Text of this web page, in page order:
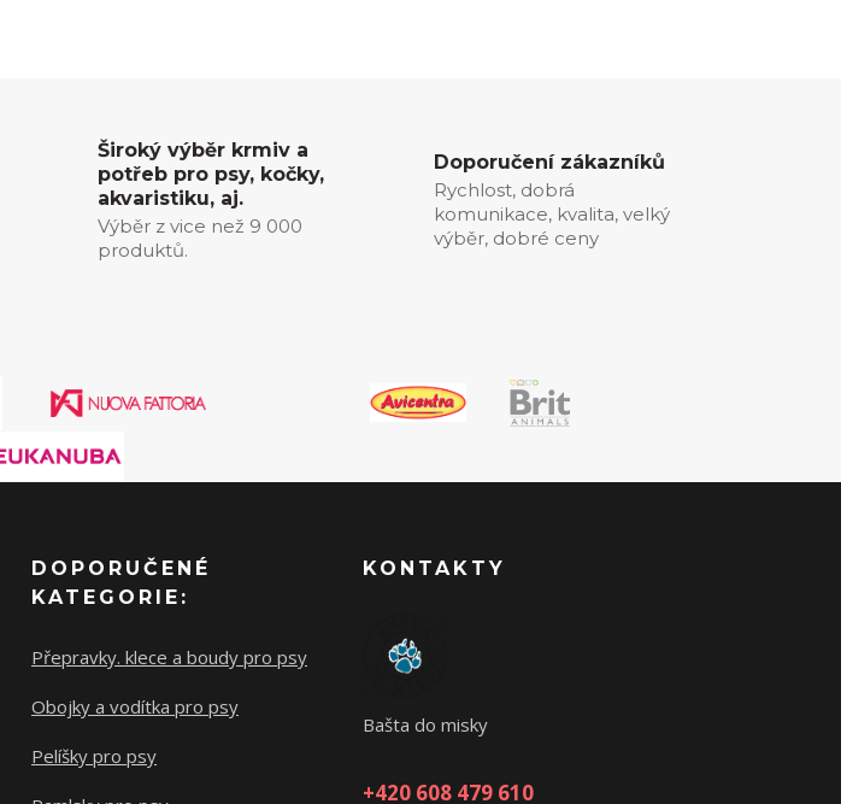
Široký výběr krmiv a
potřeb pro psy, kočky,
akvaristiku, aj.
Výběr z vice než 9 000
produktů.
Doporučení zákazníků
Rychlost, dobrá
komunikace, kvalita, velký
výběr, dobré ceny
DOPORUČENÉ
KATEGORIE:
Přepravky. klece a boudy pro psy
Obojky a vodítka pro psy
Pelíšky pro psy
KONTAKTY
Bašta do misky
+420 608 479 610